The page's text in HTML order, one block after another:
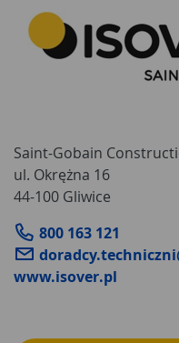
Saint-Gobain
ul. Okrężna 16
44-100 Gliwice
800 163 121
www.isover.pl